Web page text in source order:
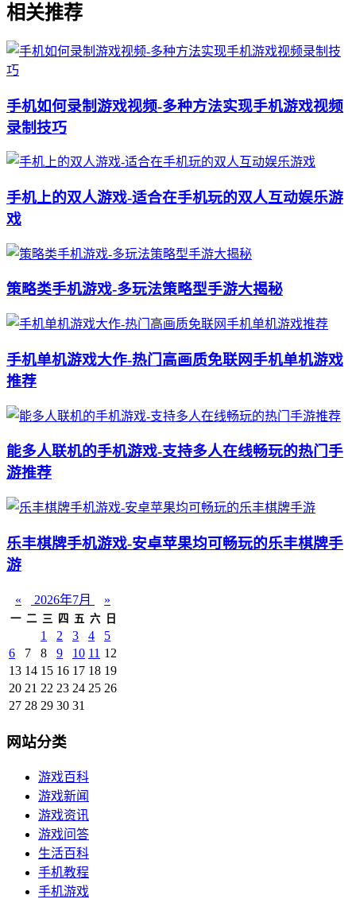
相关推荐
手机如何录制游戏视频-多种方法实现手机游戏视频
录制技巧
手机上的双人游戏-适合在手机玩的双人互动娱乐游
戏
策略类手机游戏-多玩法策略型手游大揭秘
手机单机游戏大作-热门高画质免联网手机单机游戏
推荐
能多人联机的手机游戏-支持多人在线畅玩的热门手
游推荐
乐丰棋牌手机游戏-安卓苹果均可畅玩的乐丰棋牌手
游
« 2026年7月 »
一 二 三 四 五 六 日
1 2 3 4
5
6
7 8 9 10 11 12
13 14 15 16 17 18 19
20 21 22 23 24 25 26
27 28 29 30 31
网站分类
游戏百科
游戏新闻
游戏资讯
游戏问答
生活百科
手机教程
手机游戏